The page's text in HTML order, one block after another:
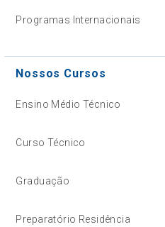
Programas Internacionais
Nossos Cursos
Ensino Médio Técnico
Curso Técnico
Graduação
Preparatório Residência